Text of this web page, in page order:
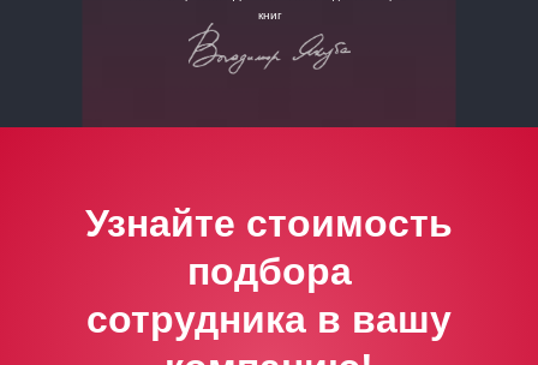
книг
Узнайте стоимость
подбора
сотрудника в вашу